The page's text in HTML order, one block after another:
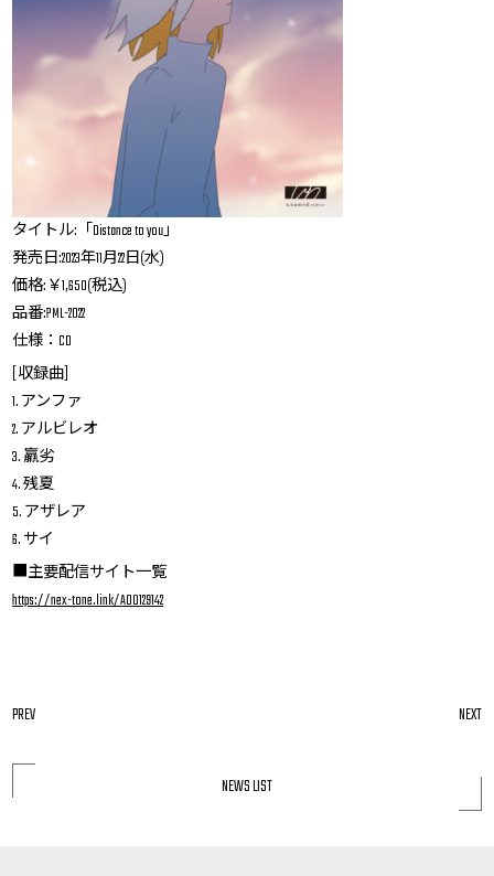
タイトル:「Distance to you」
発売日:2023年11月22日(水)
価格:￥1,650(税込)
品番:PML-2022
仕様：CD
[収録曲]
1. アンファ
2. アルビレオ
3. 羸劣
4. 残夏
5. アザレア
6. サイ
■主要配信サイト一覧
https://nex-tone.link/A00129142
PREV NEXT
NEWS LIST